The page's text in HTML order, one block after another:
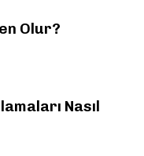
Olur?
Nasıl